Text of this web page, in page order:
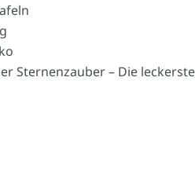
Sternenzauber – Die